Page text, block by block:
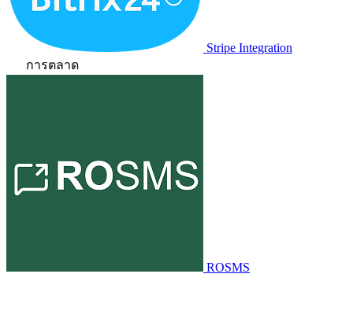
Stripe Integration
การตลาด
ROSMS